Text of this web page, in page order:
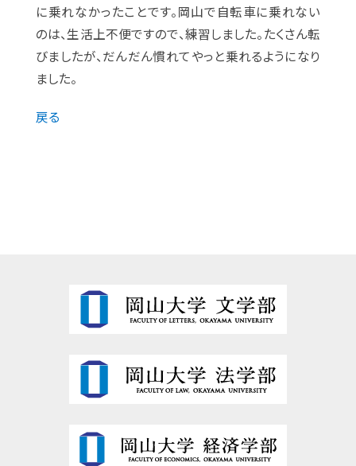
に乗れなかったことです。岡山で自転車に乗れない
のは、生活上不便ですので、練習しました。たくさん転
びましたが、だんだん慣れてやっと乗れるようになり
ました。
戻る